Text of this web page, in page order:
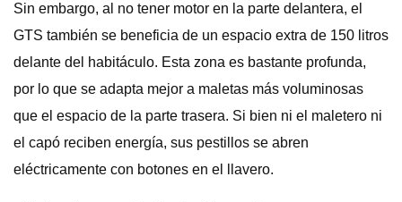
Sin embargo, al no tener motor en la parte delantera, el
GTS también se beneficia de un espacio extra de 150 litros
delante del habitáculo. Esta zona es bastante profunda,
por lo que se adapta mejor a maletas más voluminosas
que el espacio de la parte trasera. Si bien ni el maletero ni
el capó reciben energía, sus pestillos se abren
eléctricamente con botones en el llavero.